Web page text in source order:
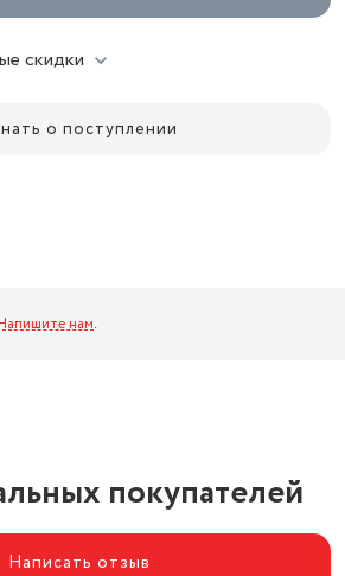
скидки
о поступлении
нам.
покупателей
Написать отзыв